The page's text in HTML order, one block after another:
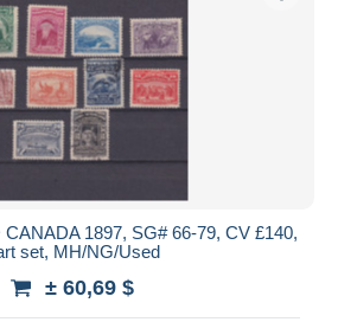
1897, SG# 66-79, CV £140,
set, MH/NG/Used
± 60,69 $